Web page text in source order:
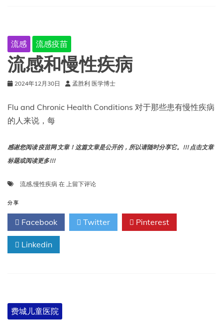
识
流感 流感疫苗
流感和慢性疾病
2024年12月30日 孟胜利 医学博士
Flu and Chronic Health Conditions 对于那些患有慢性疾病
的人来说，每
感谢您阅读 疫苗网 文章！这篇文章是公开的，所以请随时分享它。!!! 点击文章
标题或阅读更多!!!
流感,慢性疾病 在 流
慢
疾
上留下评论
分享
Facebook Twitter Pinterest
Linkedin
费城儿童医院